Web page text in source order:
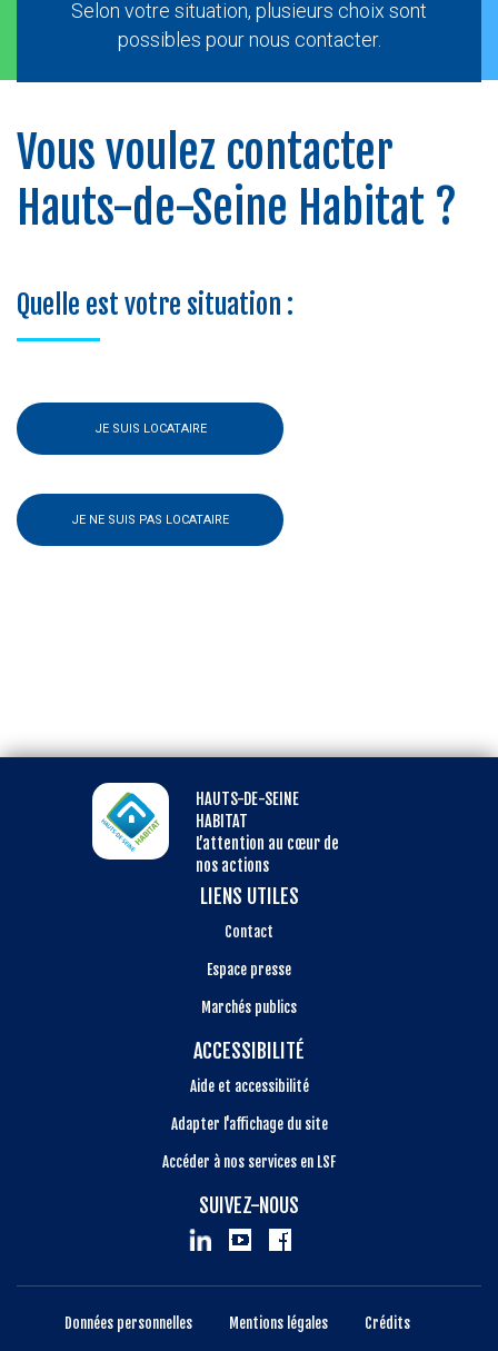
Selon votre situation, plusieurs choix sont
possibles pour nous contacter.
Vous voulez contacter
Hauts-de-Seine Habitat ?
Quelle est votre situation :
JE SUIS LOCATAIRE
JE NE SUIS PAS LOCATAIRE
HAUTS-DE-SEINE
HABITAT
L’attention au cœur de
nos actions
LIENS UTILES
Contact
Espace presse
Marchés publics
ACCESSIBILITÉ
Aide et accessibilité
Adapter l'affichage du site
Accéder à nos services en LSF
SUIVEZ-NOUS
Données personnelles Mentions légales Crédits